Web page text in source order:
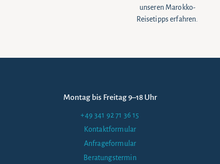
unseren Marokko-
Reisetipps erfahren.
Montag bis Freitag 9–18 Uhr
+49 341 92 71 36 15
Kontaktformular
Anfrageformular
Beratungstermin